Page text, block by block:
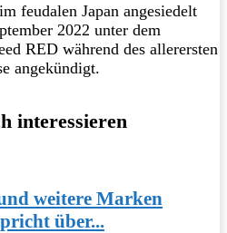
feudalen Japan angesiedelt
2022 unter dem
RED während des allerersten
angekündigt.
interessieren
weitere Marken
über...